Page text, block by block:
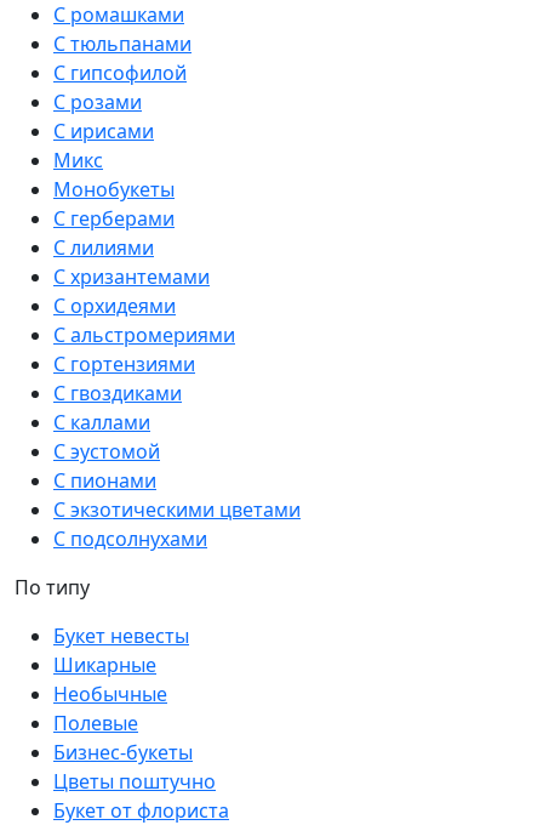
С ромашками
С тюльпанами
С гипсофилой
С розами
С ирисами
Микс
Монобукеты
С герберами
С лилиями
С хризантемами
С орхидеями
С альстромериями
С гортензиями
С гвоздиками
С каллами
С эустомой
С пионами
С экзотическими цветами
С подсолнухами
По типу
Букет невесты
Шикарные
Необычные
Полевые
Бизнес-букеты
Цветы поштучно
Букет от флориста